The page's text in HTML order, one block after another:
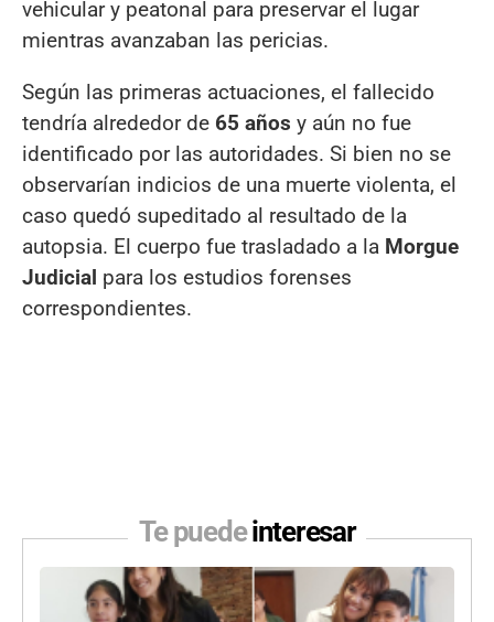
vehicular y peatonal para preservar el lugar
mientras avanzaban las pericias.
Según las primeras actuaciones, el fallecido
tendría alrededor de 65 años y aún no fue
identificado por las autoridades. Si bien no se
observarían indicios de una muerte violenta, el
caso quedó supeditado al resultado de la
autopsia. El cuerpo fue trasladado a la Morgue
Judicial para los estudios forenses
correspondientes.
Te puedeinteresar